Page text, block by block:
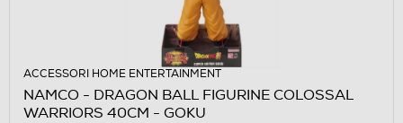
ACCESSORI HOME ENTERTAINMENT
NAMCO - DRAGON BALL FIGURINE COLOSSAL
WARRIORS 40CM - GOKU